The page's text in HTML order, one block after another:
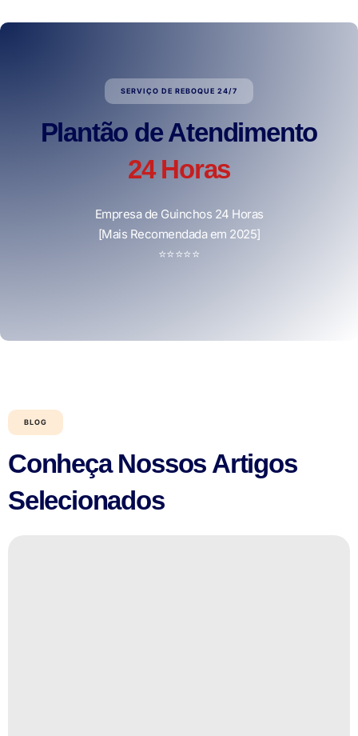
SERVIÇO DE REBOQUE 24/7
Plantão de Atendimento
24 Horas
Empresa de Guinchos 24 Horas
[Mais Recomendada em 2025]
⭐⭐⭐⭐⭐
BLOG
Conheça Nossos Artigos
Selecionados